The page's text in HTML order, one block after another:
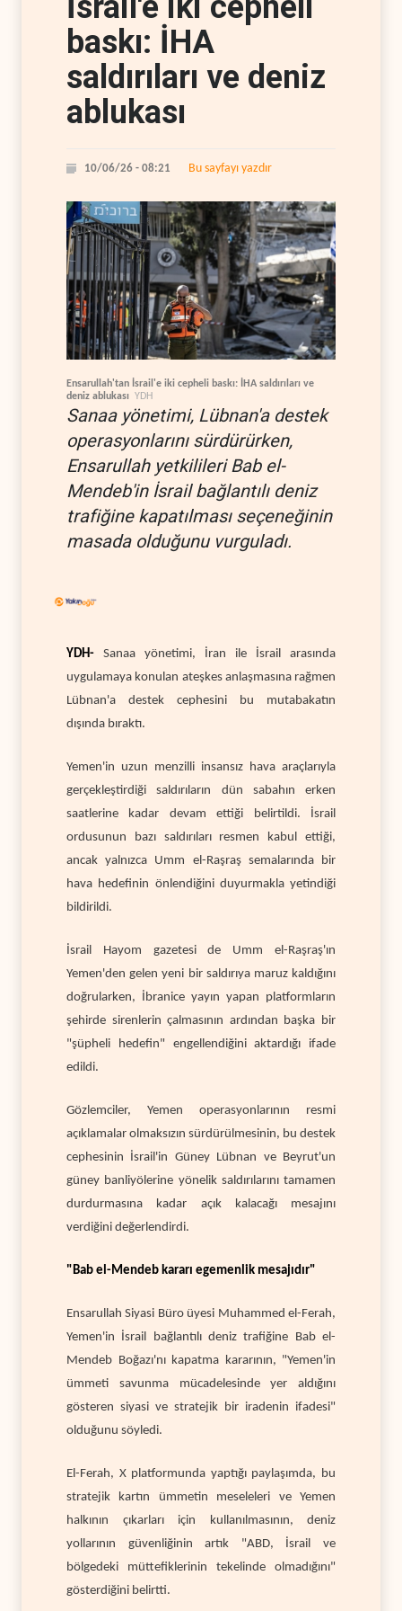
baskı: İHA
saldırıları ve deniz
ablukası
10/06/26 - 08:21 Bu sayfayı yazdır
Ensarullah'tan İsrail'e iki cepheli baskı: İHA saldırıları ve
deniz ablukası YDH
Sanaa yönetimi, Lübnan'a destek
operasyonlarını sürdürürken,
Ensarullah yetkilileri Bab el-
Mendeb'in İsrail bağlantılı deniz
trafiğine kapatılması seçeneğinin
masada olduğunu vurguladı.
YDH- Sanaa yönetimi, İran ile İsrail arasında
uygulamaya konulan ateşkes anlaşmasına rağmen
Lübnan'a destek cephesini bu mutabakatın
dışında bıraktı.
Yemen'in uzun menzilli insansız hava araçlarıyla
gerçekleştirdiği saldırıların dün sabahın erken
saatlerine kadar devam ettiği belirtildi. İsrail
ordusunun bazı saldırıları resmen kabul ettiği,
ancak yalnızca Umm el-Raşraş semalarında bir
hava hedefinin önlendiğini duyurmakla yetindiği
bildirildi.
İsrail Hayom gazetesi de Umm el-Raşraş'ın
Yemen'den gelen yeni bir saldırıya maruz kaldığını
doğrularken, İbranice yayın yapan platformların
şehirde sirenlerin çalmasının ardından başka bir
"şüpheli hedefin" engellendiğini aktardığı ifade
edildi.
Gözlemciler, Yemen operasyonlarının resmi
açıklamalar olmaksızın sürdürülmesinin, bu destek
cephesinin İsrail'in Güney Lübnan ve Beyrut'un
güney banliyölerine yönelik saldırılarını tamamen
durdurmasına kadar açık kalacağı mesajını
verdiğini değerlendirdi.
"Bab el-Mendeb kararı egemenlik mesajıdır"
Ensarullah Siyasi Büro üyesi Muhammed el-Ferah,
Yemen'in İsrail bağlantılı deniz trafiğine Bab el-
Mendeb Boğazı'nı kapatma kararının, "Yemen'in
ümmeti savunma mücadelesinde yer aldığını
gösteren siyasi ve stratejik bir iradenin ifadesi"
olduğunu söyledi.
El-Ferah, X platformunda yaptığı paylaşımda, bu
stratejik kartın ümmetin meseleleri ve Yemen
halkının çıkarları için kullanılmasının, deniz
yollarının güvenliğinin artık "ABD, İsrail ve
bölgedeki müttefiklerinin tekelinde olmadığını"
gösterdiğini belirtti.